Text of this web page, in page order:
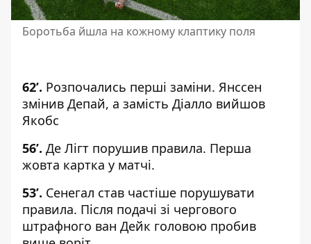
Боротьба йшла на кожному клаптику поля
62’. Розпочались перші заміни. Янссен
змінив Депай, а замість Діалло вийшов
Якобс
56’. Де Лігт порушив правила. Перша
жовта картка у матчі.
53’. Сенегал став частіше порушувати
правила. Після подачі зі чергового
штрафного ван Дейк головою пробив